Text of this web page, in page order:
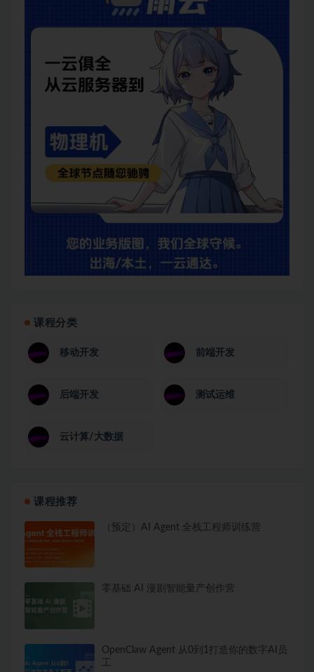
课程分类
移动开发 前端开发
后端开发 测试运维
云计算/大数据
课程推荐
（预定）AI Agent 全栈工程师训练营
零基础 AI 漫剧智能量产创作营
OpenClaw Agent 从0到1打造你的数字AI员
工